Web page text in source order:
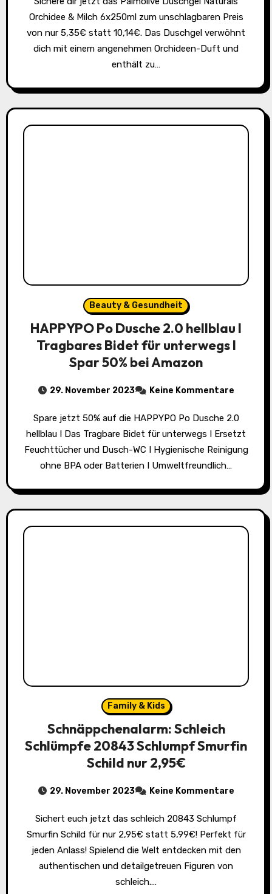
Orchidee & Milch 6x250ml zum unschlagbaren Preis
von nur 5,35€ statt 10,14€. Das Duschgel verwöhnt
dich mit einem angenehmen Orchideen-Duft und
enthält zu…
Beauty & Gesundheit
HAPPYPO Po Dusche 2.0 hellblau I
Tragbares Bidet für unterwegs I
Spar 50% bei Amazon
29. November 2023 Keine Kommentare
Spare jetzt 50% auf die HAPPYPO Po Dusche 2.0
hellblau I Das Tragbare Bidet für unterwegs I Ersetzt
Feuchttücher und Dusch-WC I Hygienische Reinigung
ohne BPA oder Batterien I Umweltfreundlich…
Family & Kids
Schnäppchenalarm: Schleich
Schlümpfe 20843 Schlumpf Smurfin
Schild nur 2,95€
29. November 2023 Keine Kommentare
Sichert euch jetzt das schleich 20843 Schlumpf
Smurfin Schild für nur 2,95€ statt 5,99€! Perfekt für
jeden Anlass! Spielend die Welt entdecken mit den
authentischen und detailgetreuen Figuren von
schleich.…